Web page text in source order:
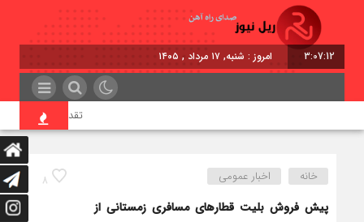
3:07:13 امروز : شنبه, ۱۷ مرداد , ۱۴۰۵
تقدیر معاون اول
8 خانه اخبار عمومی
پیش فروش بلیت قطار‌های مسافری زمستانی از